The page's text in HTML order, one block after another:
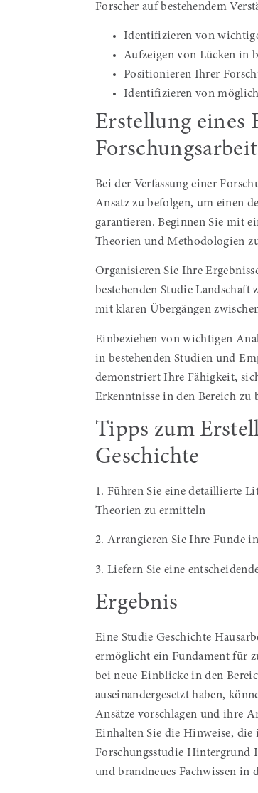
Forscher auf bestehendem
Identifizieren von
Aufzeigen von Lücken in
Positionieren Ihrer
Identifizieren von
Erstellung eines
Forschungsarbeit
Bei der Verfassung einer
Ansatz zu befolgen, um einen
garantieren. Beginnen Sie mit
Theorien und Methodologien
Organisieren Sie Ihre
bestehenden Studie
mit klaren Übergängen
Einbeziehen von wichtigen
in bestehenden Studien und
demonstriert Ihre Fähigkeit,
Erkenntnisse in den Bereich zu
Tipps zum
Geschichte
1. Führen Sie eine detaillierte
Theorien zu ermitteln
2. Arrangieren Sie Ihre Funde
3. Liefern Sie eine
Ergebnis
Eine Studie Geschichte
ermöglicht ein Fundament für
bei neue Einblicke in den
auseinandergesetzt haben,
Ansätze vorschlagen und ihre
Einhalten Sie die Hinweise, die
Forschungsstudie Hintergrund
und brandneues Fachwissen in